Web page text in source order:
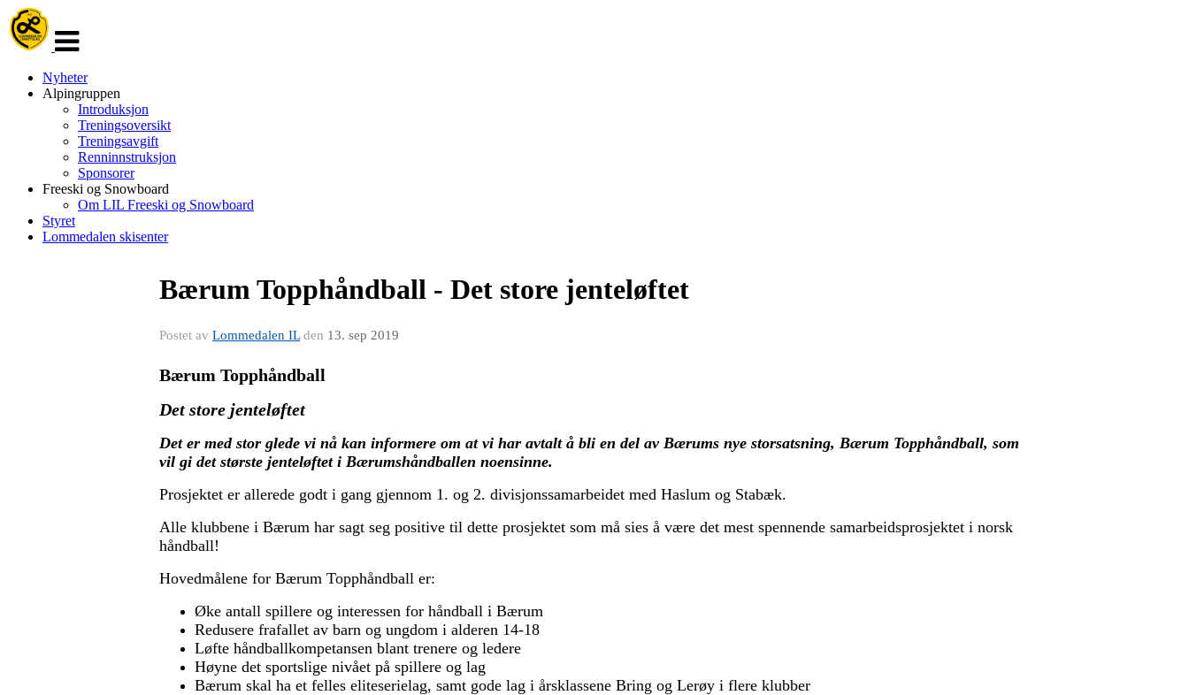
navigasjon
Nyheter
Alpingruppen
Introduksjon
Treningsoversikt
Treningsavgift
Renninnstruksjon
Sponsorer
Freeski og Snowboard
Om LIL Freeski og Snowboard
Styret
Lommedalen skisenter
Bærum Topphåndball - Det store jenteløftet
Postet av Lommedalen ILden 13. sep 2019
Bærum Topphåndball
Det store jenteløftet
Det er med stor glede vi nå kan informere om at vi har avtalt å bli en del av Bærums nye storsatsning, Bærum Topphåndball, som
vil gi det største jenteløftet i Bærumshåndballen noensinne.
Prosjektet er allerede godt i gang gjennom 1. og 2. divisjonssamarbeidet med Haslum og Stabæk.
Alle klubbene i Bærum har sagt seg positive til dette prosjektet som må sies å være det mest spennende samarbeidsprosjektet i norsk
håndball!
Hovedmålene for Bærum Topphåndball er:
Øke antall spillere og interessen for håndball i Bærum
Redusere frafallet av barn og ungdom i alderen 14-18
Løfte håndballkompetansen blant trenere og ledere
Høyne det sportslige nivået på spillere og lag
Bærum skal ha et felles eliteserielag, samt gode lag i årsklassene Bring og Lerøy i flere klubber